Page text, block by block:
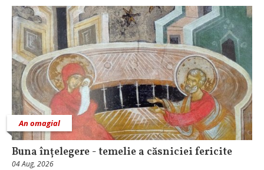
An omagial
Buna înțelegere - temelie a căsniciei fericite
04 Aug, 2026